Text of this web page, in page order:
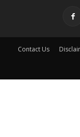
Contact Us